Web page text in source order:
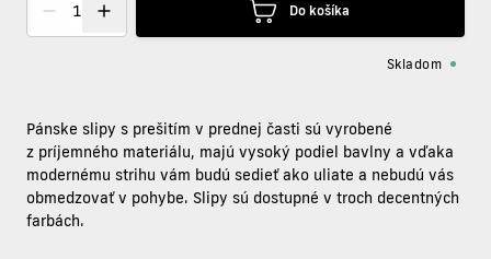
Do košíka
Skladom
Pánske slipy s prešitím v prednej časti sú vyrobené
z príjemného materiálu, majú vysoký podiel bavlny a vďaka
modernému strihu vám budú sedieť ako uliate a nebudú vás
obmedzovať v pohybe. Slipy sú dostupné v troch decentných
farbách.